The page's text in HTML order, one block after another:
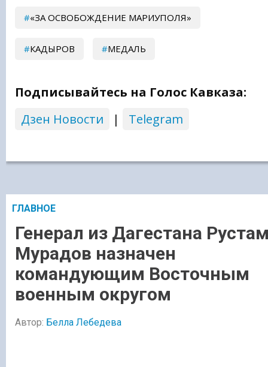
«ЗА ОСВОБОЖДЕНИЕ МАРИУПОЛЯ»
КАДЫРОВ МЕДАЛЬ
Подписывайтесь на Голос Кавказа:
Дзен Новости
| Telegram
ГЛАВНОЕ
Генерал из Дагестана
Мурадов назначен
командующим Восточным
военным округом
Автор: Белла Лебедева